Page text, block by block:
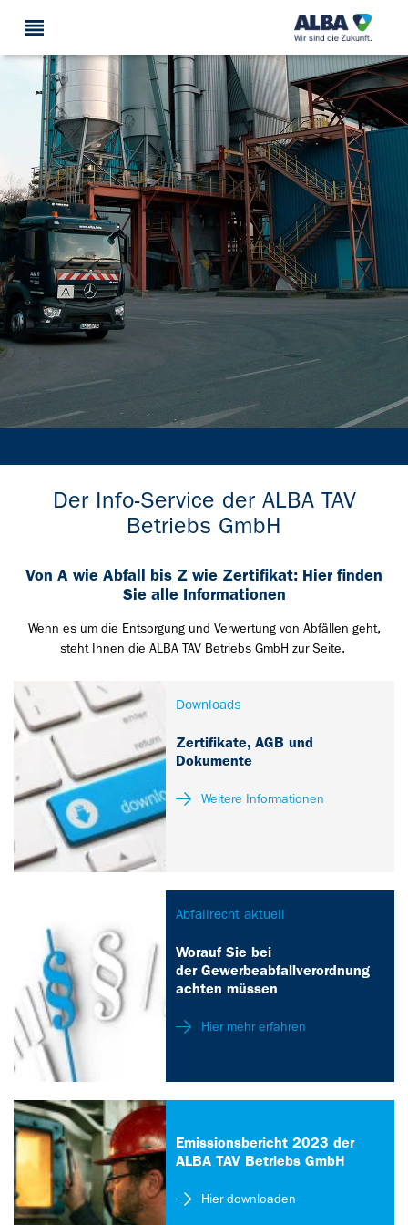
Der Info-Service der ALBA TAV
Betriebs GmbH
Von A wie Abfall bis Z wie Zertifikat: Hier finden
Sie alle Informationen
Wenn es um die Entsorgung und Verwertung von Abfällen geht,
steht Ihnen die ALBA TAV Betriebs GmbH zur Seite.
Downloads
Zertifikate, AGB und
Dokumente
Weitere Informationen
Abfallrecht aktuell
Worauf Sie bei
der Gewerbeabfallverordnung
achten müssen
Hier mehr erfahren
Emissionsbericht 2023 der
ALBA TAV Betriebs GmbH
Hier downloaden